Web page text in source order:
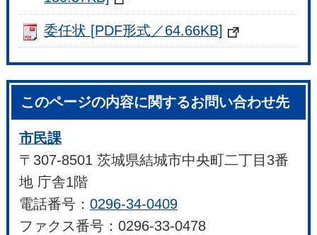
委任状 [PDF形式／64.66KB]
このページの内容に関するお問い合わせ先
市民課
〒307-8501 茨城県結城市中央町二丁目3番
地 庁舎1階
電話番号：0296-34-0409
ファクス番号：0296-33-0478